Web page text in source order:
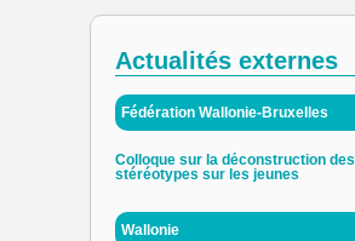
Actualités externes
Fédération Wallonie-Bruxelles
Colloque sur la déconstruction des
stéréotypes sur les jeunes
Wallonie